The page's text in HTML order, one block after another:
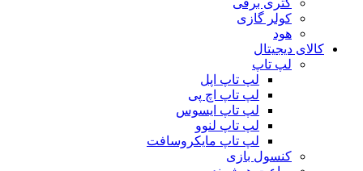
کولر گازی
هود
کالای دیجیتال
لپ تاپ
لپ تاپ اپل
لپ تاپ اچ پی
لپ تاپ ایسوس
لپ تاپ لنوو
لپ تاپ مایکروسافت
کنسول بازی